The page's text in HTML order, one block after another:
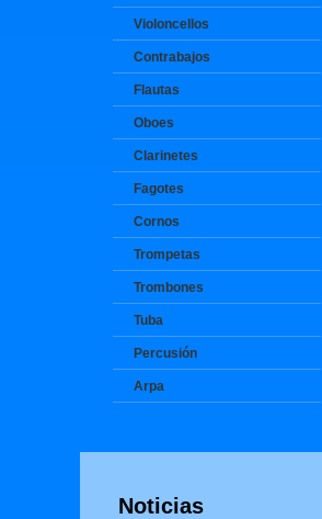
Violoncellos
Contrabajos
Flautas
Oboes
Clarinetes
Fagotes
Cornos
Trompetas
Trombones
Tuba
Percusión
Arpa
Noticias